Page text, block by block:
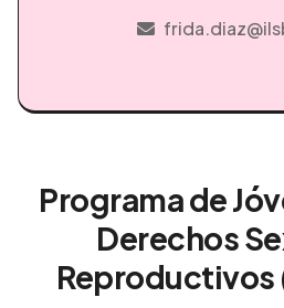
Programa de
Derechos
Reproductivos